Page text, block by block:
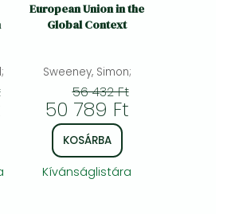
European Union in the
Global Context
Sweeney, Simon;
56 432 Ft
50 789 Ft
KOSÁRBA
Kívánságlistára